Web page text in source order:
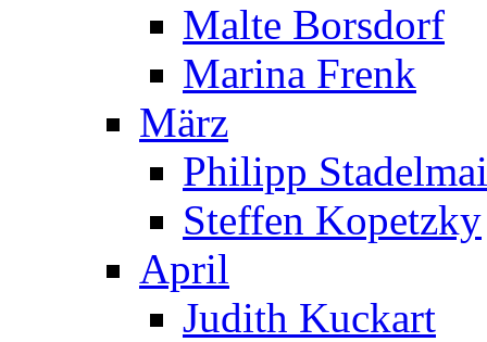
Malte Borsdorf
Marina Frenk
März
Philipp
Steffen Kopetzky
April
Judith Kuckart